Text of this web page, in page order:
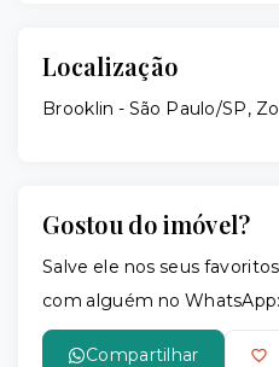
Localização
Brooklin - São Paulo/SP,
Gostou do imóvel?
Salve ele nos seus
com alguém no WhatsApp:
Compartilhar